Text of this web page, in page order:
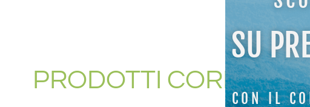
PRODOTTI CORRELATI
SU
CON IL